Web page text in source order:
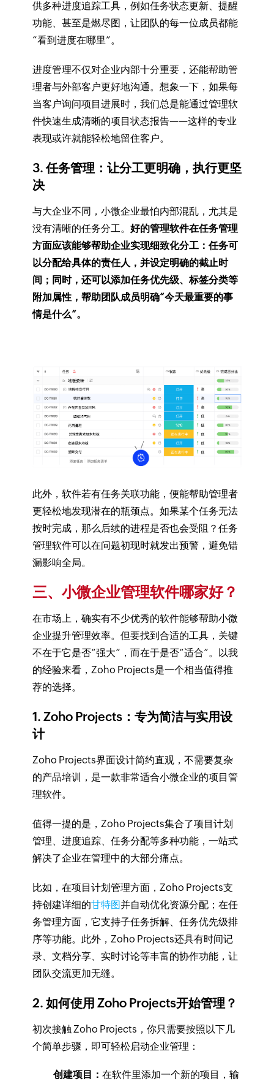
供多种进度追踪工具，例如任务状态更新、提醒
功能、甚至是燃尽图，让团队的每一位成员都能
“看到进度在哪里”。
进度管理不仅对企业内部十分重要，还能帮助管
理者与外部客户更好地沟通。想象一下，如果每
当客户询问项目进展时，我们总是能通过管理软
件快速生成清晰的项目状态报告——这样的专业
表现或许就能轻松地留住客户。
3. 任务管理：让分工更明确，执行更坚
决
与大企业不同，小微企业最怕内部混乱，尤其是
没有清晰的任务分工。 好的管理软件在任务管理
方面应该能够帮助企业实现细致化分工：任务可
以分配给具体的责任人，并设定明确的截止时
间；同时，还可以添加任务优先级、标签分类等
附加属性，帮助团队成员明确“今天最重要的事
情是什么”。
此外，软件若有任务关联功能，便能帮助管理者
更轻松地发现潜在的瓶颈点。如果某个任务无法
按时完成，那么后续的进程是否也会受阻？任务
管理软件可以在问题初现时就发出预警，避免错
漏影响全局。
三、小微企业管理软件哪家好？
在市场上，确实有不少优秀的软件能够帮助小微
企业提升管理效率。但要找到合适的工具，关键
不在于它是否“强大”，而在于是否“适合”。以我
的经验来看，Zoho Projects是一个相当值得推
荐的选择。
1. Zoho Projects：专为简洁与实用设
计
Zoho Projects界面设计简约直观，不需要复杂
的产品培训，是一款非常适合小微企业的项目管
理软件。
值得一提的是，Zoho Projects集合了项目计划
管理、进度追踪、任务分配等多种功能，一站式
解决了企业在管理中的大部分痛点。
比如，在项目计划管理方面，Zoho Projects支
持创建详细的甘特图并自动优化资源分配；在任
务管理方面，它支持子任务拆解、任务优先级排
序等功能。此外，Zoho Projects还具有时间记
录、文档分享、实时讨论等丰富的协作功能，让
团队交流更加无缝。
2. 如何使用 Zoho Projects开始管理？
初次接触 Zoho Projects，你只需要按照以下几
个简单步骤，即可轻松启动企业管理：
创建项目： 在软件里添加一个新的项目，输